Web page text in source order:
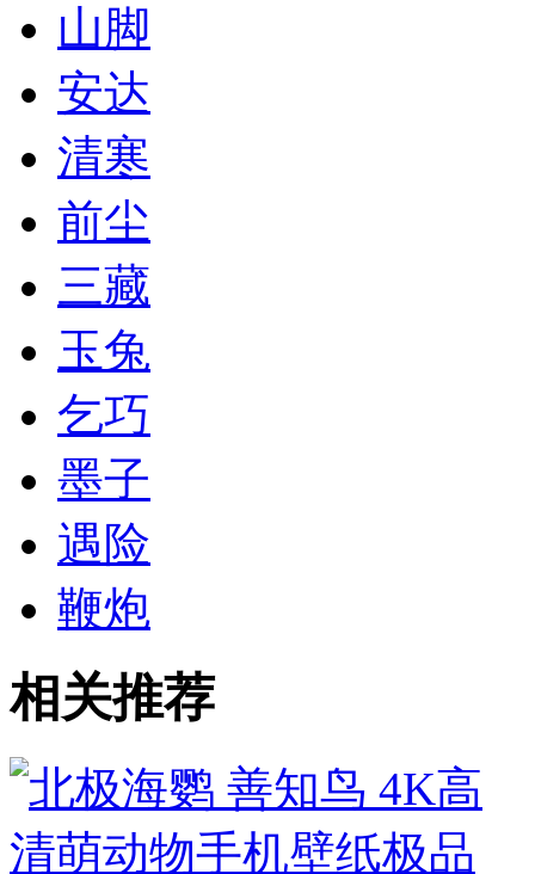
山脚
安达
清寒
前尘
三藏
玉兔
乞巧
墨子
遇险
鞭炮
相关推荐